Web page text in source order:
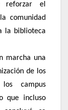
reforzar el
comunidad
la biblioteca
marcha una
de los
campus
que incluso